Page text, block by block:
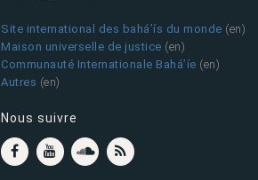
Site international des bahá’ís du monde (en)
Maison universelle de justice (en)
Communauté Internationale Bahá’íe (en)
Autres (en)
Nous suivre